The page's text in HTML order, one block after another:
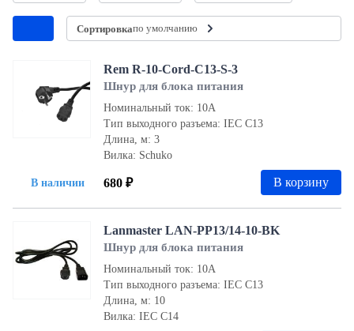
Сортировкапо умолчанию
В наличии
Rem R-10-Cord-C13-S-3
Шнур для блока питания
Номинальный ток: 10А
Тип выходного разъема: IEC С13
Длина, м: 3
Вилка: Schuko
680 ₽ В корзину
Lanmaster LAN-PP13/14-10-BK
Шнур для блока питания
Номинальный ток: 10А
Тип выходного разъема: IEC С13
Длина, м: 10
Вилка: IEC С14